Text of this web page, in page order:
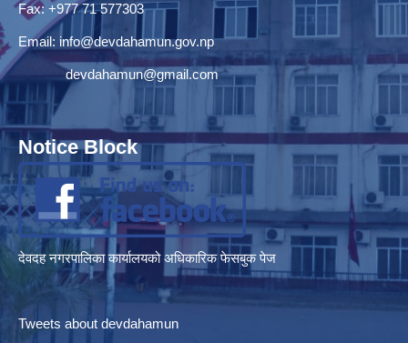
Fax: +977 71 577303
Email: info@devdahamun.gov.np
devdahamun@gmail.com
Notice Block
देवदह नगरपालिका कार्यालयको अधिकारिक फेसबुक पेज
Tweets about devdahamun